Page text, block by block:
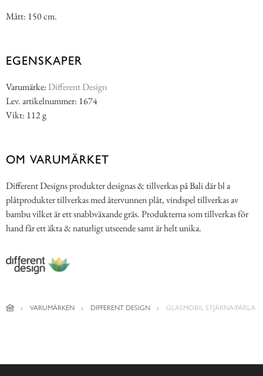
Mått: 150 cm.
EGENSKAPER
Varumärke: Different Design
Lev. artikelnummer: 1674
Vikt: 112 g
OM VARUMÄRKET
Different Designs produkter designas & tillverkas på Bali där bl a
plåtprodukter tillverkas med återvunnen plåt, vindspel tillverkas av
bambu vilket är ett snabbväxande gräs. Produkterna som tillverkas för
hand får ett äkta & naturligt utseende samt är helt unika.
VARUMÄRKEN DIFFERENT DESIGN GLASMOBIL STJÄRNA/PÄRLA